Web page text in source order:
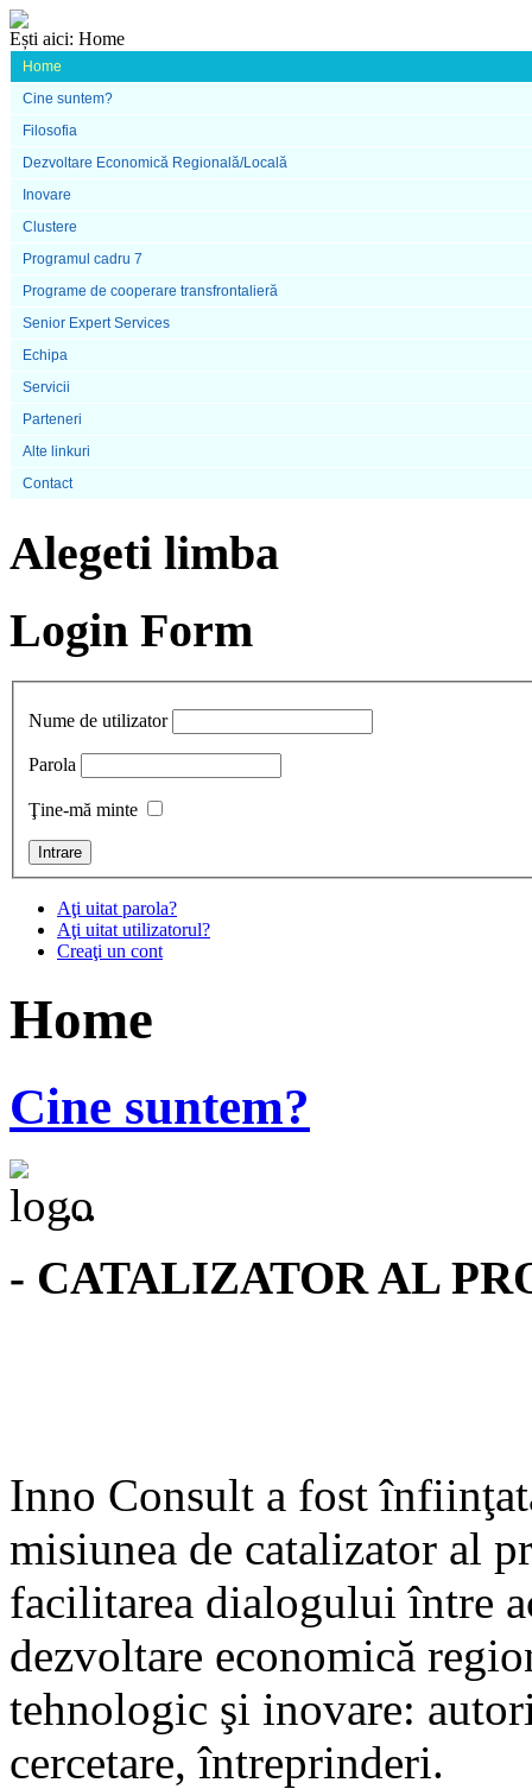
Ești aici: Home
Home
Cine suntem?
Filosofia
Dezvoltare Economică Regională/Locală
Inovare
Clustere
Programul cadru 7
Programe de cooperare transfrontalieră
Senior Expert Services
Echipa
Servicii
Parteneri
Alte linkuri
Contact
Alegeti limba
Login Form
Nume de utilizator
Parola
Ţine-mă minte
Aţi uitat parola?
Aţi uitat utilizatorul?
Creaţi un cont
Home
Cine suntem?
...
- CATALIZATOR AL
Inno Consult a fost
misiunea de catalizator al
facilitarea dialogului între
dezvoltare economică
tehnologic şi inovare:
cercetare, întreprinderi.